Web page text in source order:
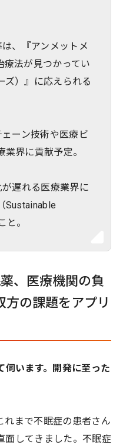
、『アンメットメ
療法が見つかってい
ズ）』に応えられる
ーン技術や医療ビ
界に貢献予定。
遅れる医療業界に
Sustainable
と。
、医療機関の負
の課題をアプリ
伺います。開発に至った
れまで不眠症の患者さん
面してきました。不眠症